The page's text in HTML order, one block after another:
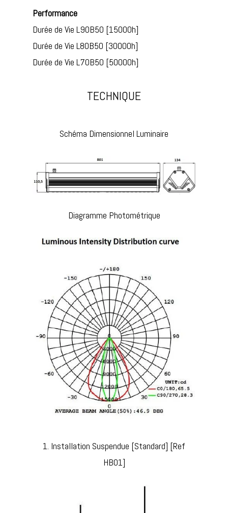
Performance
Durée de Vie L90B50 [15000h]
Durée de Vie L80B50 [30000h]
Durée de Vie L70B50 [50000h]
TECHNIQUE
Schéma Dimensionnel Luminaire
Diagramme Photométrique
1. Installation Suspendue [Standard] [Ref
HB01]